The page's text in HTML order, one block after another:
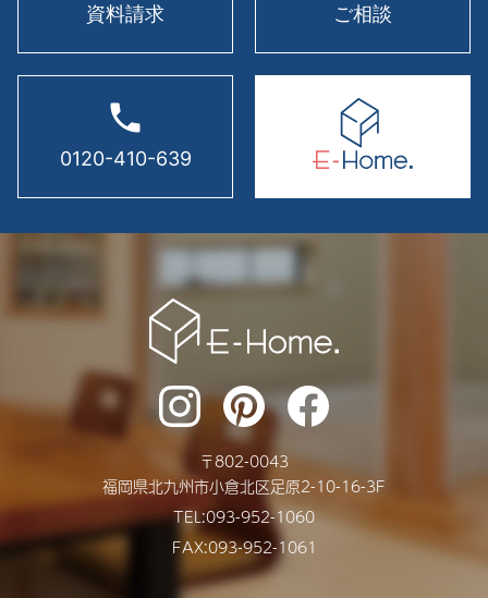
2025年3月
2025年2月
2024年12月
2024年6月
2024年3月
資料請求 ご相談
phone
0120-410-639
〒802-0043
福岡県北九州市小倉北区足原2-10-16-3F
TEL:093-952-1060
FAX:093-952-1061